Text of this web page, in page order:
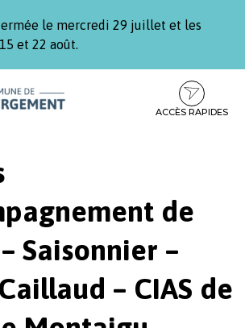
le mercredi 29 juillet et les
et 22 août.
ACCÈS RAPIDES
de
Saisonnier –
– CIAS de